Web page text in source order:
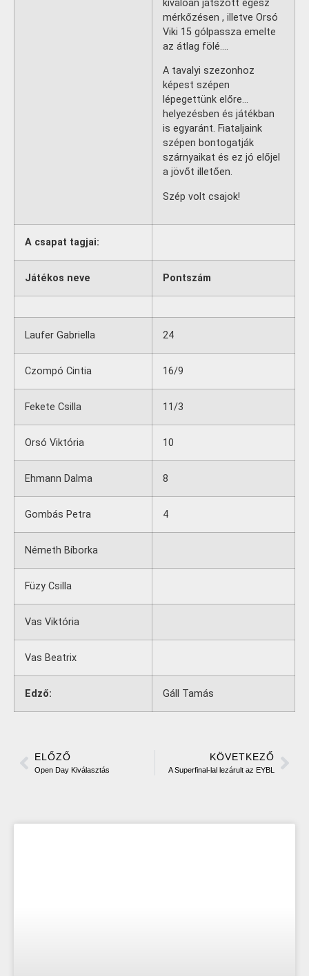
kiválóan játszott egész
mérkőzésen , illetve Orsó
Viki 15 gólpassza emelte
az átlag fölé….
A tavalyi szezonhoz
képest szépen
lépegettünk előre…
helyezésben és játékban
is egyaránt. Fiataljaink
szépen bontogatják
szárnyaikat és ez jó előjel
a jövőt illetően.
Szép volt csajok!
A csapat tagjai:
Játékos neve Pontszám
Laufer Gabriella 24
Czompó Cintia 16/9
Fekete Csilla 11/3
Orsó Viktória 10
Ehmann Dalma 8
Gombás Petra 4
Németh Bíborka
Füzy Csilla
Vas Viktória
Vas Beatrix
Edző: Gáll Tamás
ELŐZŐ
Open Day Kiválasztás
KÖVETKEZŐ
A Superfinal-lal lezárult az EYBL